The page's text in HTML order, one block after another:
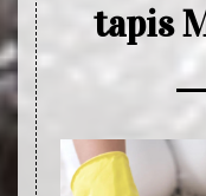
tapis